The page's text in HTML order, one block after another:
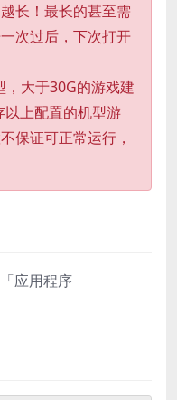
长！最长的甚至需
次过后，下次打开
大于30G的游戏建
上配置的机型游
保证可正常运行，
应用程序